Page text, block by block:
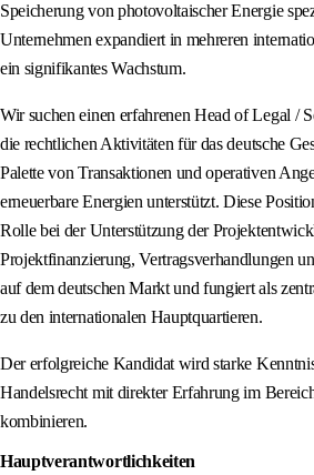
Speicherung von photovoltaischer Energie
Unternehmen expandiert in mehreren
ein signifikantes Wachstum.
Wir suchen einen erfahrenen Head of Legal /
die rechtlichen Aktivitäten für das deutsche
Palette von Transaktionen und operativen
erneuerbare Energien unterstützt. Diese
Rolle bei der Unterstützung der
Projektfinanzierung, Vertragsverhandlungen
auf dem deutschen Markt und fungiert als
zu den internationalen Hauptquartieren.
Der erfolgreiche Kandidat wird starke
Handelsrecht mit direkter Erfahrung im
kombinieren.
Hauptverantwortlichkeiten